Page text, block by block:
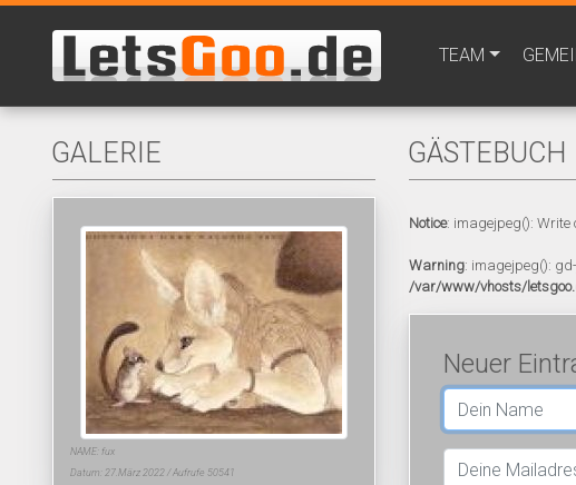
TEAM
GALERIE
NAME: fux
Datum: 27.März 2022 / Aufrufe 50541
GÄSTEBUCH
Notice: imagejpeg(): Write
Warning: imagejpeg():
/var/www/vhosts/
Neuer